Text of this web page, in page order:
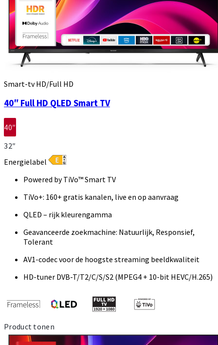
Smart-tv HD/Full HD
40″ Full HD QLED Smart TV
40″
32″
Energielabel
Powered by TiVo™ Smart TV
TiVo+: 160+ gratis kanalen, live en op aanvraag
QLED – rijk kleurengamma
Geavanceerde zoekmachine: Natuurlijk, Responsief,
Tolerant
AV1-codec voor de hoogste streaming beeldkwaliteit
HD-tuner DVB-T/T2/C/S/S2 (MPEG4 + 10-bit HEVC/H.265)
Product tonen